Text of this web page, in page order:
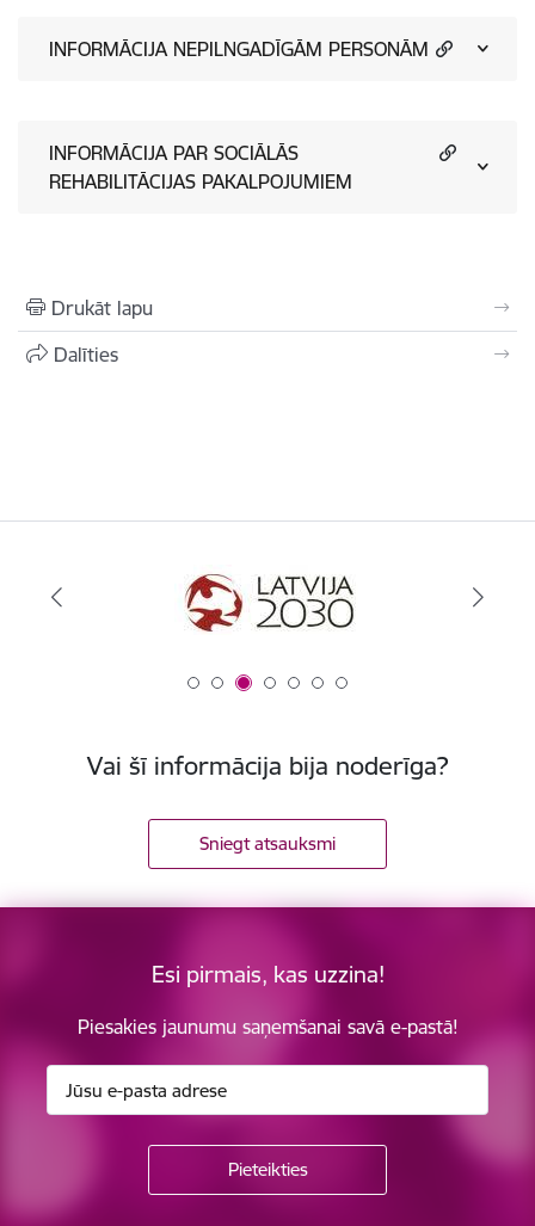
INFORMĀCIJA NEPILNGADĪGĀM PERSONĀM
INFORMĀCIJA PAR SOCIĀLĀS
REHABILITĀCIJAS PAKALPOJUMIEM
Drukāt lapu
Dalīties
Vai šī informācija bija noderīga?
Sniegt atsauksmi
Esi pirmais, kas uzzina!
Piesakies jaunumu saņemšanai savā e-pastā!